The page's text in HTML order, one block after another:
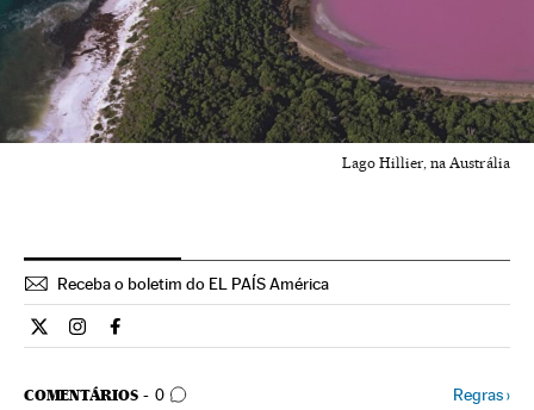
Lago Hillier, na Austrália
Receba o boletim do EL PAÍS América
Estilo El País Brasil en Twitter
Estilo El País Brasil en Instagram
Estilo El País Brasil en Facebook
COMENTÁRIOS 0
COMENTÁRIOS Regras›